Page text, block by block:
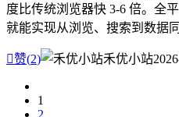
度比传统浏览器快 3-6 倍。全
就能实现从浏览、搜索到数据
赞(2) 禾优小站
1
2